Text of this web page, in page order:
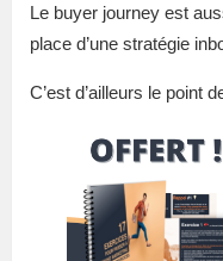
Le buyer journey est
place d’une stratégie
C’est d’ailleurs le point